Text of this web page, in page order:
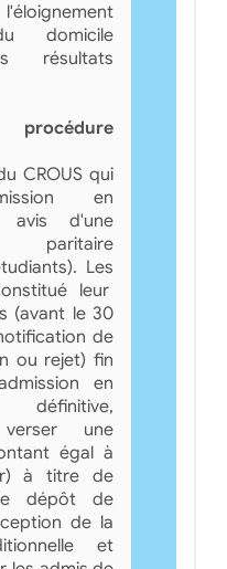
domicile
résultats
CROUS qui
en
avis d'une
paritaire
Les
leur
(avant le 30
de
ou rejet) fin
en
définitive,
une
égal à
à titre de
dépôt de
de la
et